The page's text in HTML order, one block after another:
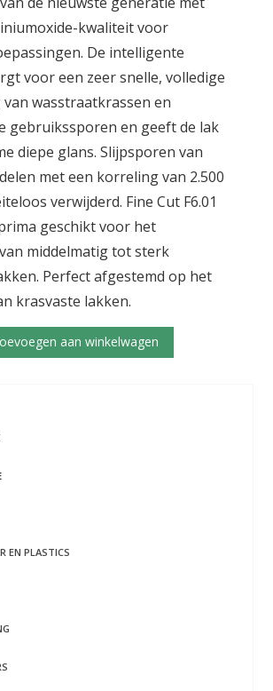
EN PLASTICS
kwaliteit voor
De intelligente
voor een zeer snelle, volledige
wasstraatkrassen en
gebruikssporen en geeft de lak
diepe glans. Slijpsporen van
met een korreling van 2.500
verwijderd. Fine Cut F6.01
geschikt voor het
middelmatig tot sterk
Perfect afgestemd op het
krasvaste lakken.
aan winkelwagen